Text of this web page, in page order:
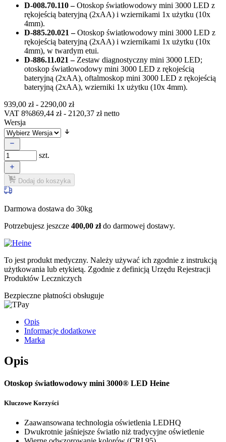
D-008.70.110 –Otoskop światłowodowy mini 3000 LED z
rękojeścią bateryjną (2xAA) i wziernikami 1x użytku (10x
4mm).
D-885.20.021 –Otoskop światłowodowy mini 3000 LED z
rękojeścią bateryjną (2xAA) i wziernikami 1x użytku (10x
4mm), w twardym etui.
D-886.11.021 –Zestaw diagnostyczny mini 3000 LED;
otoskop światłowodowy mini 3000 LED z rękojeścią
bateryjną (2xAA), oftalmoskop mini 3000 LED z rękojeścią
bateryjną (2xAA), wzierniki 1x użytku (10x 4mm).
939,00 zł- 2290,00 zł
VAT 8%869,44 zł- 2120,37 złnetto
Wersja
szt.
Dodaj do koszyka
Darmowa dostawa do 30kg
Potrzebujesz jeszcze 400,00 złdo darmowej dostawy.
To jest produkt medyczny. Należy używać ich zgodnie z instrukcją
użytkowania lub etykietą. Zgodnie z definicją Urzędu Rejestracji
Produktów Leczniczych
Bezpieczne płatności obsługuje
Opis
Informacje dodatkowe
Marka
Opis
Otoskop światłowodowy mini 3000® LED Heine
Kluczowe Korzyści
Zaawansowana technologia oświetlenia LEDHQ
Dwukrotnie jaśniejsze światło niż tradycyjne oświetlenie